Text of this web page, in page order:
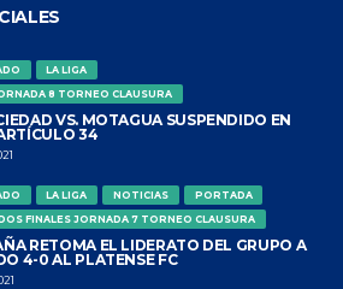
LA LIGA
8 TORNEO CLAUSURA
VS. MOTAGUA SUSPENDIDO EN
34
LA LIGA NOTICIAS
PORTADA
FINALES JORNADA 7 TORNEO CLAUSURA
RETOMA EL LIDERATO DEL GRUPO A
4-0 AL PLATENSE FC